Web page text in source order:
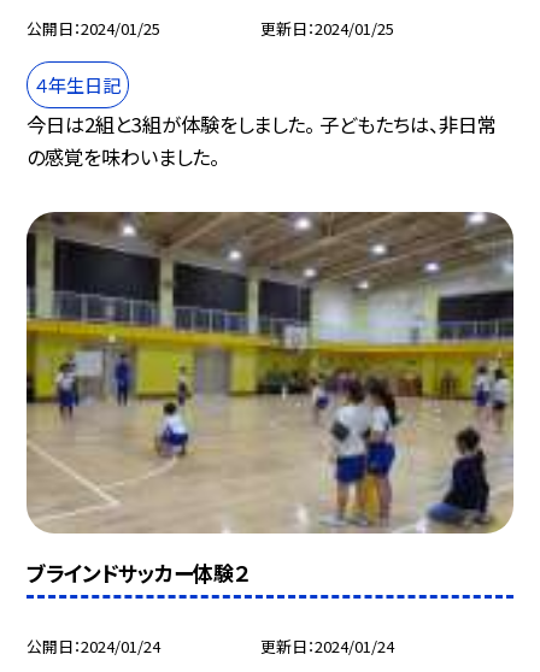
公開日 2024/01/25 更新日 2024/01/25
４年生日記
今日は2組と3組が体験をしました。 子どもたちは、非日常
の感覚を味わいました。
ブラインドサッカー体験２
公開日 2024/01/24 更新日 2024/01/24